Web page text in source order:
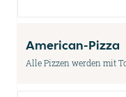
American-Pizza
Alle Pizzen werden mit